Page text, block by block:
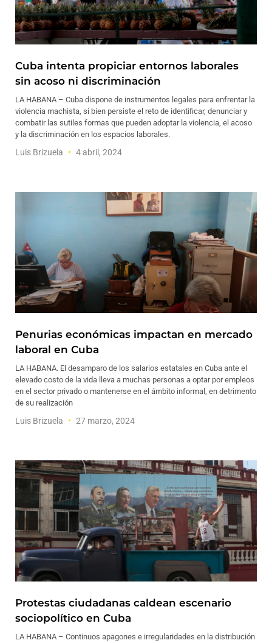
Cuba intenta propiciar entornos laborales
sin acoso ni discriminación
LA HABANA – Cuba dispone de instrumentos legales para enfrentar la
violencia machista, si bien persiste el reto de identificar, denunciar y
combatir las sutiles formas que pueden adoptar la violencia, el acoso
y la discriminación en los espacios laborales.
Luis Brizuela 4 abril, 2024
Penurias económicas impactan en mercado
laboral en Cuba
LA HABANA. El desamparo de los salarios estatales en Cuba ante el
elevado costo de la vida lleva a muchas personas a optar por empleos
en el sector privado o mantenerse en el ámbito informal, en detrimento
de su realización
Luis Brizuela 27 marzo, 2024
Protestas ciudadanas caldean escenario
sociopolítico en Cuba
LA HABANA – Continuos apagones e irregularidades en la distribución